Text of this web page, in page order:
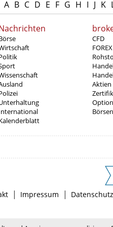
A B C D E F G H I J K
CFD
FOREX
Aktien
| Impressum |